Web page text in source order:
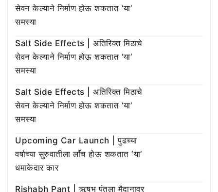
सेवन केल्याने निर्माण होऊ शकतात ‘या’
समस्या
Salt Side Effects | अतिरिक्त मिठाचे
सेवन केल्याने निर्माण होऊ शकतात ‘या’
समस्या
Salt Side Effects | अतिरिक्त मिठाचे
सेवन केल्याने निर्माण होऊ शकतात ‘या’
समस्या
Upcoming Car Launch | पुढच्या
वर्षाच्या सुरुवातीला लाँच होऊ शकतात ‘या’
धमाकेदार कार
Rishabh Pant | ऋषभ पंतला मैदानावर